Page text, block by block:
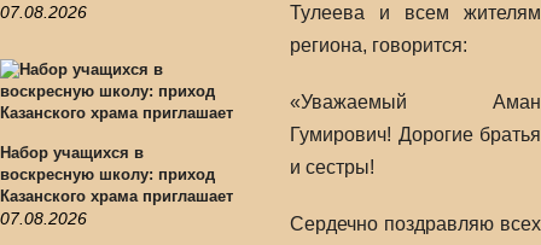
07.08.2026
Набор учащихся в
воскресную школу: приход
Казанского храма приглашает
07.08.2026
Тулеева и всем жителям
региона, говорится:
«Уважаемый Аман
Гумирович! Дорогие братья
и сестры!
Сердечно поздравляю всех